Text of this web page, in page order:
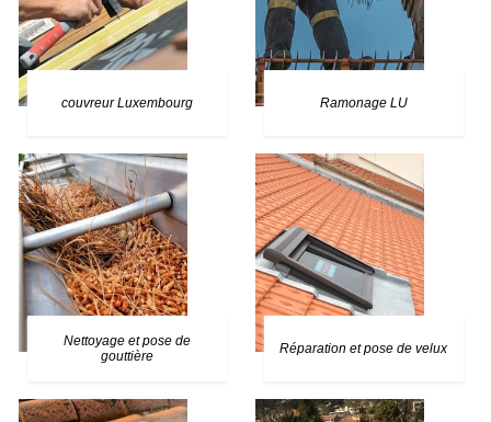
couvreur Luxembourg Ramonage LU
Nettoyage et pose de
gouttière
Réparation et pose de velux